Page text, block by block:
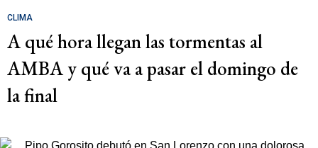
CLIMA
A qué hora llegan las tormentas al
AMBA y qué va a pasar el domingo de
la final